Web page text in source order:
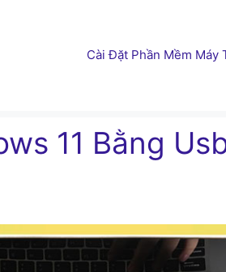
Cài Đặt Phần Mềm Máy
11 Bằng